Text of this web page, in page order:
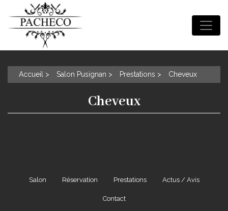
Accueil Salon Pusignan Prestations Cheveux
Cheveux
Salon Réservation Prestations Actus / Avis
Contact